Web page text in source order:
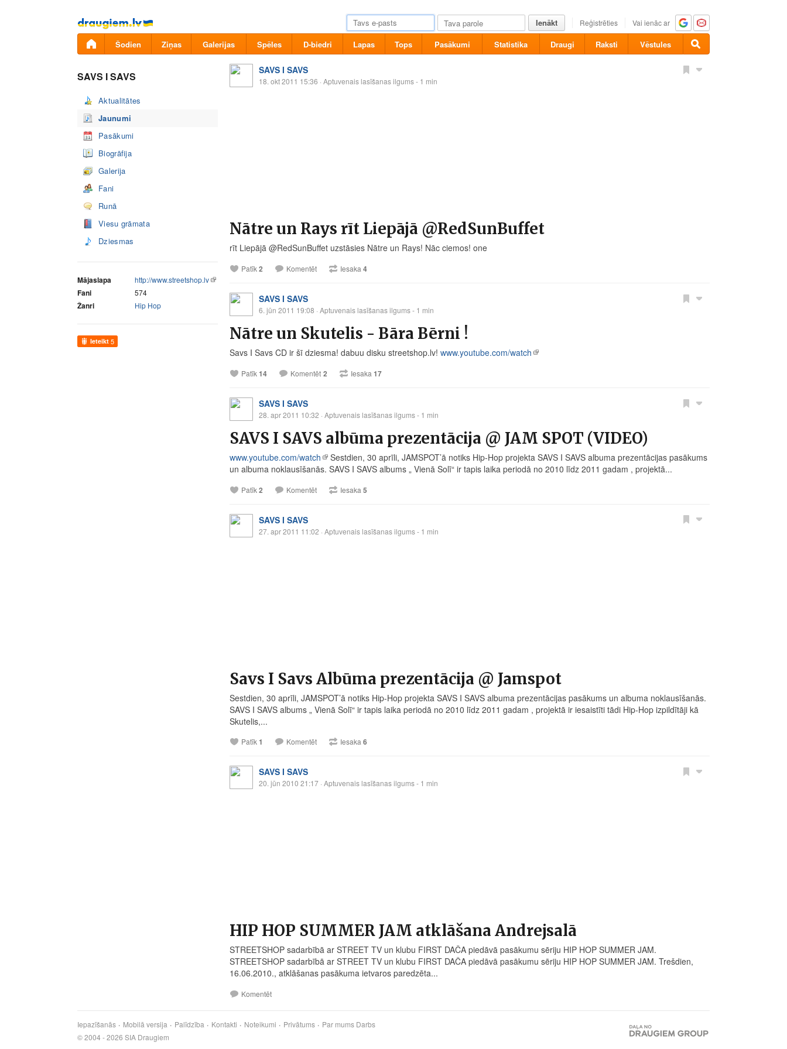
Pāriet
uz
saturu
Ienākt Reģistrēties Vai ienāc ar
Šodien Ziņas Galerijas Spēles D-biedri Lapas Tops Pasākumi Statistika Draugi Raksti Vēstules
SAVS I SAVS
Aktualitātes
Jaunumi
Pasākumi
Biogrāfija
Galerija
Fani
Runā
Viesu grāmata
Dziesmas
Mājaslapa http://www.streetshop.lv
Fani 574
Žanri Hip Hop
Ieteikt 5
SAVS I SAVS
18. okt 2011 15:36 · Aptuvenais lasīšanas ilgums - 1 min
Nātre un Rays rīt Liepājā @RedSunBuffet
rīt Liepājā @RedSunBuffet uzstāsies Nātre un Rays! Nāc ciemos! one
Patīk2 Komentēt Iesaka 4
SAVS I SAVS
6. jūn 2011 19:08 · Aptuvenais lasīšanas ilgums - 1 min
Nātre un Skutelis - Bāra Bērni !
Savs I Savs CD ir šī dziesma! dabuu disku streetshop.lv! www.youtube.com/watch
Patīk14 Komentēt 2 Iesaka 17
SAVS I SAVS
28. apr 2011 10:32 · Aptuvenais lasīšanas ilgums - 1 min
SAVS I SAVS albūma prezentācija @ JAM SPOT (VIDEO)
www.youtube.com/watch
Sestdien, 30 aprīli, JAMSPOT’ā notiks Hip-Hop projekta SAVS I SAVS albuma prezentācijas pasākums
un albuma noklausīšanās. SAVS I SAVS albums „ Vienā Solī“ ir tapis laika periodā no 2010 līdz 2011 gadam , projektā...
Patīk2 Komentēt Iesaka 5
SAVS I SAVS
27. apr 2011 11:02 · Aptuvenais lasīšanas ilgums - 1 min
Savs I Savs Albūma prezentācija @ Jamspot
Sestdien, 30 aprīli, JAMSPOT’ā notiks Hip-Hop projekta SAVS I SAVS albuma prezentācijas pasākums un albuma noklausīšanās.
SAVS I SAVS albums „ Vienā Solī“ ir tapis laika periodā no 2010 līdz 2011 gadam , projektā ir iesaistīti tādi Hip-Hop izpildītāji kā
Skutelis,...
Patīk1 Komentēt Iesaka6
SAVS I SAVS
20. jūn 2010 21:17 · Aptuvenais lasīšanas ilgums - 1 min
HIP HOP SUMMER JAM atklāšana Andrejsalā
STREETSHOP sadarbībā ar STREET TV un klubu FIRST DAČA piedāvā pasākumu sēriju HIP HOP SUMMER JAM.
STREETSHOP sadarbībā ar STREET TV un klubu FIRST DAČA piedāvā pasākumu sēriju HIP HOP SUMMER JAM. Trešdien,
16.06.2010., atklāšanas pasākuma ietvaros paredzēta...
Komentēt
Iepazīšanās Mobilā versija Palīdzība Kontakti Noteikumi Privātums Par mums Darbs
© 2004 - 2026 SIA Draugiem